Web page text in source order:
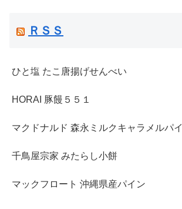
ＲＳＳ
ひと塩 たこ唐揚げせんべい
HORAI 豚饅５５１
マクドナルド 森永ミルクキャラメルパイ
千鳥屋宗家 みたらし小餅
マックフロート 沖縄県産パイン